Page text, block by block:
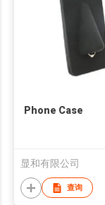
Phone Case
显和有限公司
查询